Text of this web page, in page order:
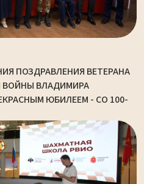
ПОЗДРАВЛЕНИЯ ВЕТЕРАНА
ВОЙНЫ ВЛАДИМИРА
ЮБИЛЕЕМ - СО 100-